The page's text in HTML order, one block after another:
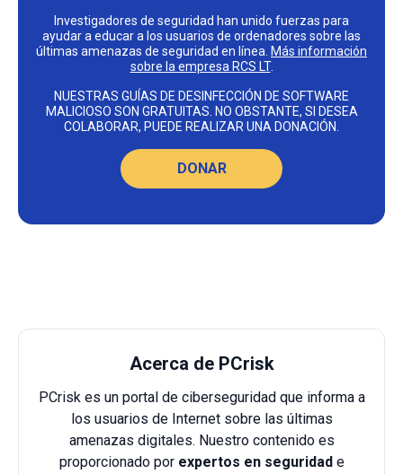
Investigadores de seguridad han unido fuerzas para
ayudar a educar a los usuarios de ordenadores sobre las
últimas amenazas de seguridad en línea. Más información
sobre la empresa RCS LT.
NUESTRAS GUÍAS DE DESINFECCIÓN DE SOFTWARE
MALICIOSO SON GRATUITAS. NO OBSTANTE, SI DESEA
COLABORAR, PUEDE REALIZAR UNA DONACIÓN.
DONAR
Acerca de PCrisk
PCrisk es un portal de ciberseguridad que informa a
los usuarios de Internet sobre las últimas
amenazas digitales. Nuestro contenido es
proporcionado por expertos en seguridad e